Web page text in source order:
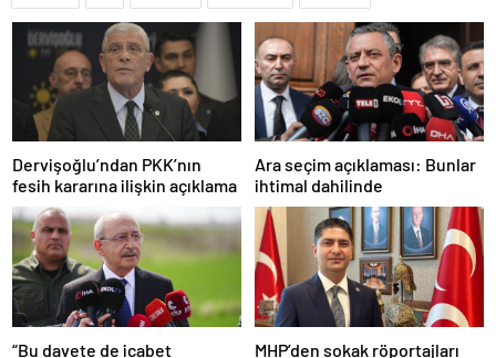
Dervişoğlu’ndan PKK’nın
fesih kararına ilişkin açıklama
Ara seçim açıklaması: Bunlar
ihtimal dahilinde
“Bu davete de icabet
MHP’den sokak röportajları